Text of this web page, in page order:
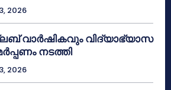
2026
വാർഷികവും വിദ്യാഭ്യാസ
നടത്തി
2026